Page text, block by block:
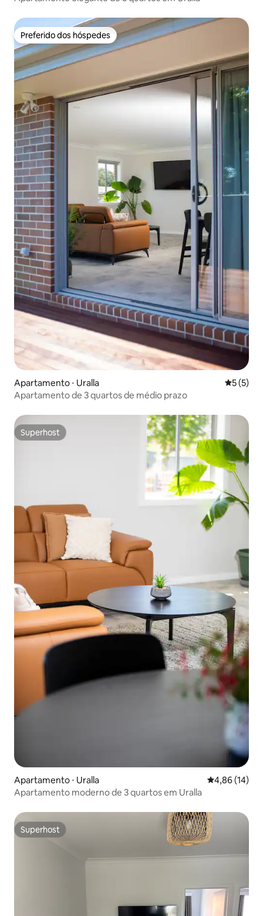
Preferido dos hóspedes
Preferido dos hóspedes
Apartamento ⋅ Uralla 5 de
5 (5)
Apartamento de 3 quartos de médio prazo
Superhost
Superhost
Apartamento ⋅ Uralla 4,86 de uma
4,86 (14)
Apartamento moderno de 3 quartos em Uralla
Superhost
Superhost